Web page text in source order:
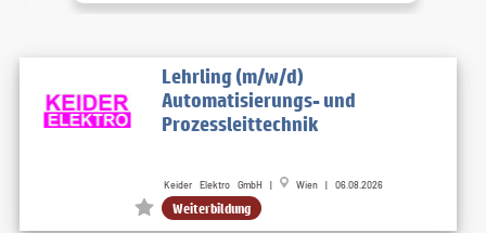
Lehrling (m/w/d)
Automatisierungs- und
Prozessleittechnik
Keider Elektro GmbH | Wien | 06.08.2026
Weiterbildung